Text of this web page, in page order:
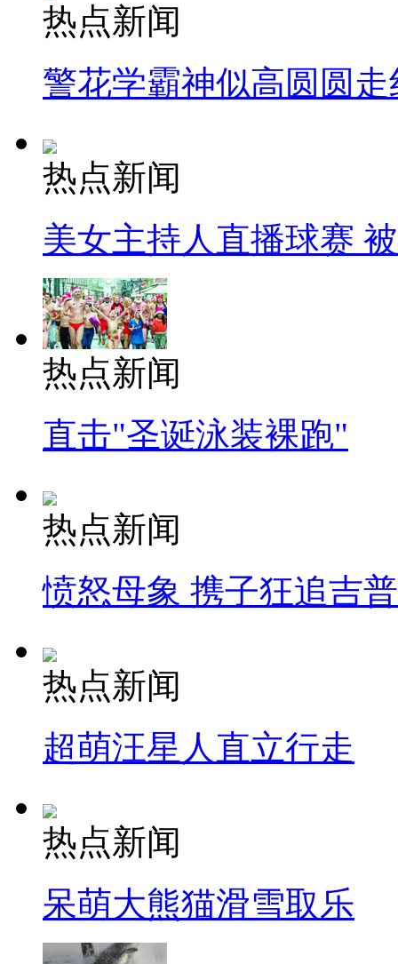
热点新闻
警花学霸神似高圆圆走
热点新闻
美女主持人直播球赛
热点新闻
直击"圣诞泳装裸跑"
热点新闻
愤怒母象 携子狂追吉
热点新闻
超萌汪星人直立行走
热点新闻
呆萌大熊猫滑雪取乐